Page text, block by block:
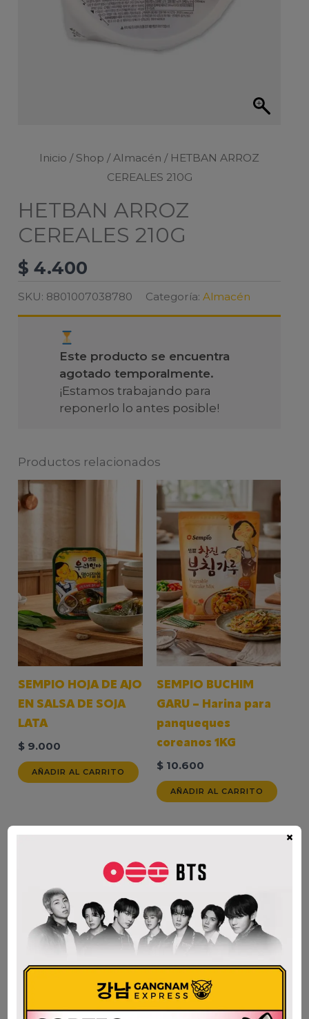
Inicio / Shop /Almacén / HETBAN ARROZ
CEREALES 210G
HETBAN ARROZ
CEREALES 210G
$ 4.400
SKU: 8801007038780 Categoría:Almacén
Este producto se encuentra
agotado temporalmente.
¡Estamos trabajando para
reponerlo lo antes posible!
Productos relacionados
SEMPIO HOJA DE AJO
EN SALSA DE SOJA
LATA
$ 9.000
AÑADIR AL CARRITO
SEMPIO BUCHIM
GARU – Harina para
panqueques
coreanos 1KG
$10.600
AÑADIR AL CARRITO
×